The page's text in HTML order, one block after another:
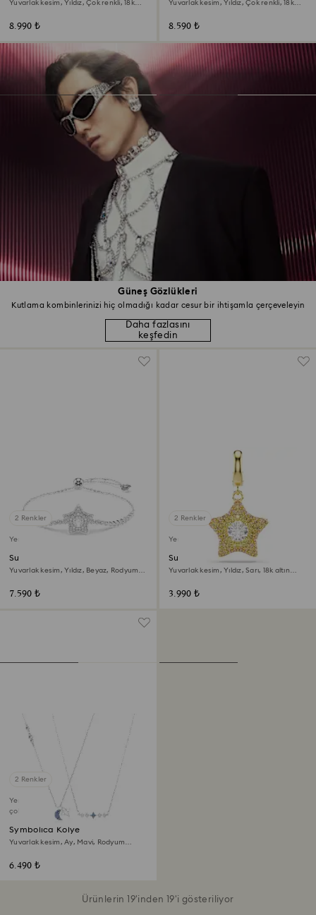
Güneş Gözlükleri
Kutlama kombinlerinizi hiç olmadığı kadar cesur bir ihtişamla çerçeveleyin
Daha fazlasını
keşfedin
Yuvarlak kesim, Yıldız, Çok renkli, 18k
8.990 ₺
Yuvarlak kesim, Yıldız, Çok renkli, 18k
8.590 ₺
2 Renkler
Yeni
Sublima Bileklik
Yuvarlak kesim, Yıldız, Beyaz, Rodyum
7.590 ₺
2 Renkler
Yeni
Sublima Charm
Yuvarlak kesim, Yıldız, Sarı, 18k altın
3.990 ₺
2 Renkler
Yeni
çok yakında
Symbolica Kolye
Yuvarlak kesim, Ay, Mavi, Rodyum
6.490 ₺
Ürünlerin 19'inden 19'i gösteriliyor